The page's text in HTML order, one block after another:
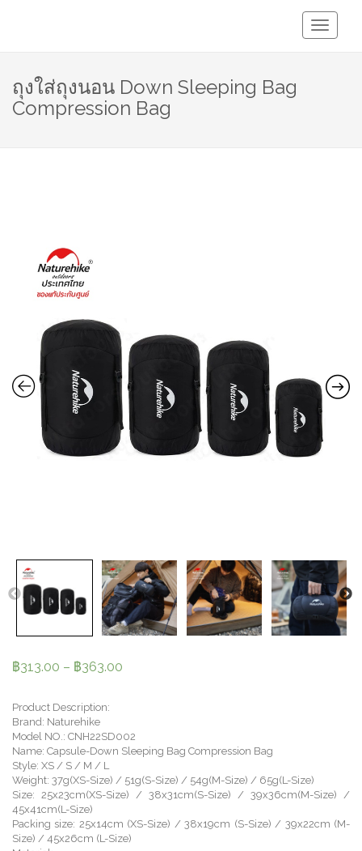
Toggle
ถุงใส่ถุงนอน Down Sleeping Bag
Compression Bag
฿313.00 – ฿363.00
Product Description:
Brand: Naturehike
Model NO.: CNH22SD002
Name: Capsule-Down Sleeping Bag Compression Bag
Style: XS / S / M / L
Weight: 37g(XS-Size) / 51g(S-Size) / 54g(M-Size) / 65g(L-Size)
Size: 25x23cm(XS-Size) / 38x31cm(S-Size) / 39x36cm(M-Size) /
45x41cm(L-Size)
Packing size: 25x14cm (XS-Size) / 38x19cm (S-Size) / 39x22cm (M-
Size) / 45x26cm (L-Size)